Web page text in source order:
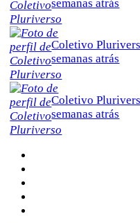
semanas atrás
Coletivo
semanas atrás
Coletivo
semanas atrás